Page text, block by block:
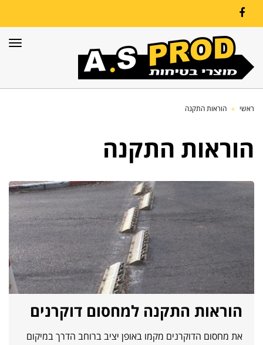
Facebook
ראשי » הוראות התקנה
הוראות התקנה
הוראות התקנה למחסום דוקרנים
את מחסום הדוקרנים מקמו באופן יציב ברוחב הדרך במיקום